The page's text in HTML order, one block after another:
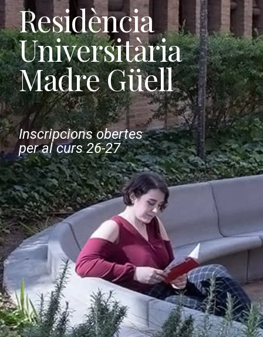
Inscripcions obertes
per al curs 26-27
Residència
Universitària
Madre Güell